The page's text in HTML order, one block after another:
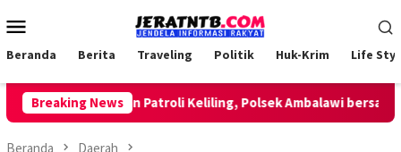
ke
Mobile
Beranda Berita Traveling Politik Huk-Krim Life
Breaking News
Lakukan Patroli Keliling, Polsek Ambalawi bersama TNI
Beranda Daerah